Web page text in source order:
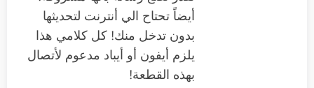
أيضاً تحتاح الي أنترنت لتحديثها
بدون تدخل منك! كل كلامي هذا
يلزم أيفون أو أيباد مدعوم لأتصال
بهذه القطعة!